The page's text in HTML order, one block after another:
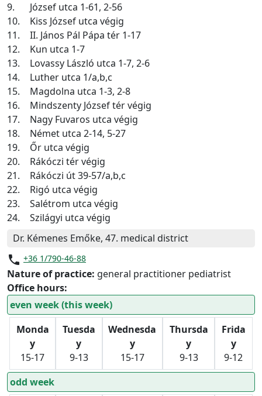
9.
József utca 1-61, 2-56
10.
Kiss József utca végig
11.
II. János Pál Pápa tér 1-17
12.
Kun utca 1-7
13.
Lovassy László utca 1-7, 2-6
14.
Luther utca 1/a,b,c
15.
Magdolna utca 1-3, 2-8
16.
Mindszenty József tér végig
17.
Nagy Fuvaros utca végig
18.
Német utca 2-14, 5-27
19.
Őr utca végig
20.
Rákóczi tér végig
21.
Rákóczi út 39-57/a,b,c
22.
Rigó utca végig
23.
Salétrom utca végig
24.
Szilágyi utca végig
Dr. Kémenes Emőke, 47. medical district
phone +36 1/790-46-88
Nature of practice: general practitioner pediatrist
Office hours:
even week (this week)
Monda
y
15-17
Tuesda
y
9-13
Wednesda
y
15-17
Thursda
y
9-13
Frida
y
9-12
odd week